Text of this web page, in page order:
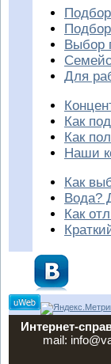
Выбор
Для
Как
Как
Наши
Как
Вода?
Как
Интернет-
mail: